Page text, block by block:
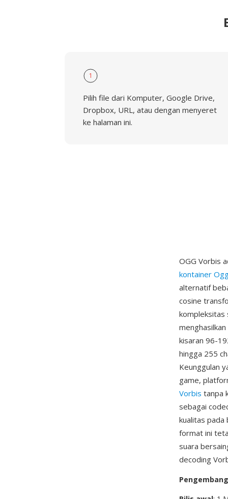
1
Pilih file dari Komputer, Google Drive,
Dropbox, URL, atau dengan menyeret
ke halaman ini.
OGG Vorbis
kontainer
alternatif
cosine
kompleksitas
kisaran 96-
hingga 255
Keunggulan
game,
Vorbis tanpa
sebagai
kualitas pada
format ini
suara
decoding
Pengembang